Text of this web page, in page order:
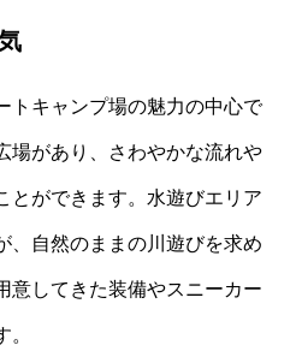
トキャンプ場の魅力の中心で
場があり、さわやかな流れや
とができます。水遊びエリア
、自然のままの川遊びを求め
意してきた装備やスニーカー